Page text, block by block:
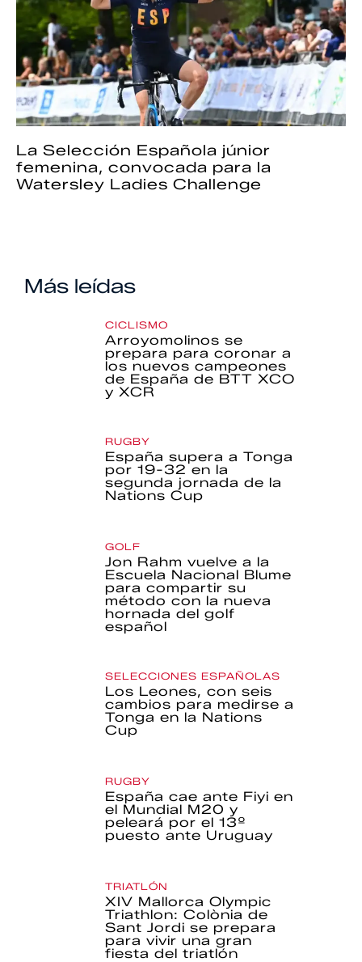
La Selección Española júnior
femenina, convocada para la
Watersley Ladies Challenge
Más leídas
CICLISMO
Arroyomolinos se
prepara para coronar a
los nuevos campeones
de España de BTT XCO
y XCR
RUGBY
España supera a Tonga
por 19-32 en la
segunda jornada de la
Nations Cup
GOLF
Jon Rahm vuelve a la
Escuela Nacional Blume
para compartir su
método con la nueva
hornada del golf
español
SELECCIONES ESPAÑOLAS
Los Leones, con seis
cambios para medirse a
Tonga en la Nations
Cup
RUGBY
España cae ante Fiyi en
el Mundial M20 y
peleará por el 13º
puesto ante Uruguay
TRIATLÓN
XIV Mallorca Olympic
Triathlon: Colònia de
Sant Jordi se prepara
para vivir una gran
fiesta del triatlón